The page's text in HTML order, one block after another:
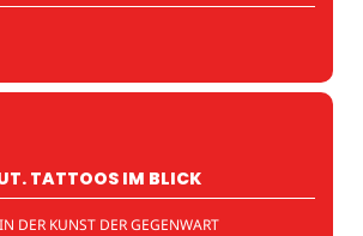
TATTOOS IM BLICK
DER KUNST DER GEGENWART